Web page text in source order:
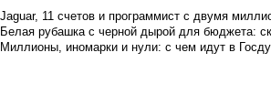
Jaguar, 11 счетов и программист с двумя
Белая рубашка с черной дырой для бюджета:
Миллионы, иномарки и нули: с чем идут в